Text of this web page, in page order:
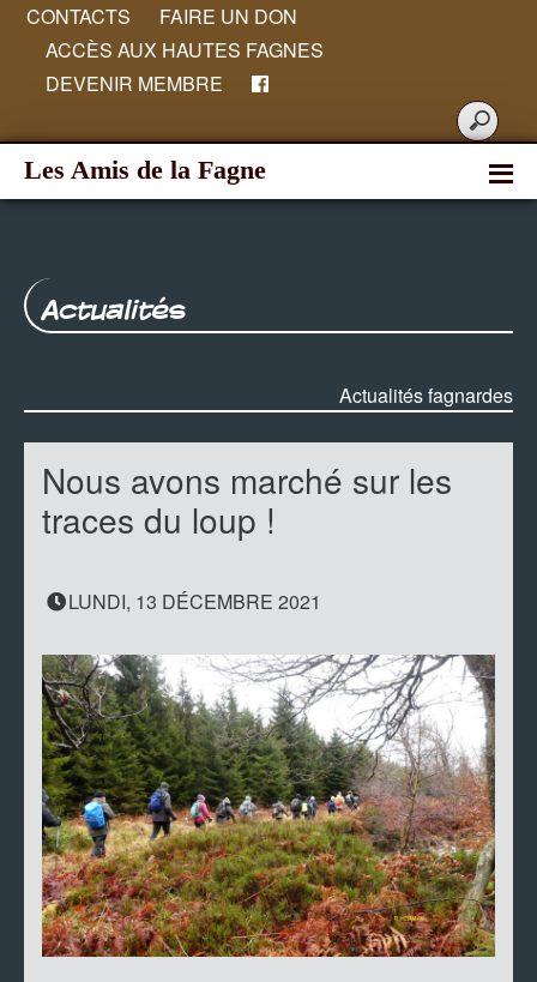
CONTACTS
FAIRE UN DON
ACCÈS AUX HAUTES FAGNES
DEVENIR MEMBRE
Les Amis de la Fagne
Actualités
Actualités fagnardes
Nous avons marché sur les
traces du loup !
LUNDI, 13 DÉCEMBRE 2021